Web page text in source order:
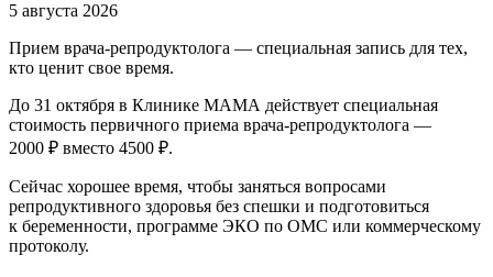
5 августа 2026
Прием врача-репродуктолога — специальная запись для тех,
кто ценит свое время.
До 31 октября в Клинике МАМА действует специальная
стоимость первичного приема врача-репродуктолога —
2000 ₽ вместо 4500 ₽.
Сейчас хорошее время, чтобы заняться вопросами
репродуктивного здоровья без спешки и подготовиться
к беременности, программе ЭКО по ОМС или коммерческому
протоколу.